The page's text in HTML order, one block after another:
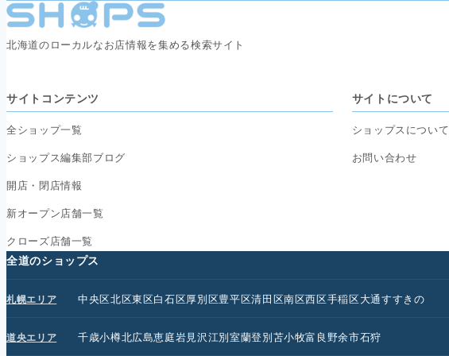
北海道のローカルなお店情報を集める検索サイト
サイトコンテンツ
全ショップ一覧
ショップス編集部ブログ
開店・閉店情報
新オープン店舗一覧
クローズ店舗一覧
サイトについて
ショップスについて
お問い合わせ
全道のショップス
札幌エリア 中央区北区東区白石区厚別区豊平区清田区南区西区手稲区大通すすきの
道央エリア 千歳小樽北広島恵庭岩見沢江別室蘭登別苫小牧富良野余市石狩